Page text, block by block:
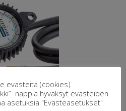
evästeitä (cookies).
-nappia hyväksyt evästeiden
asetuksia "Evästeasetukset"